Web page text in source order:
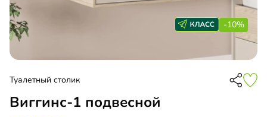
-10%
Туалетный столик
Виггинс-1 подвесной